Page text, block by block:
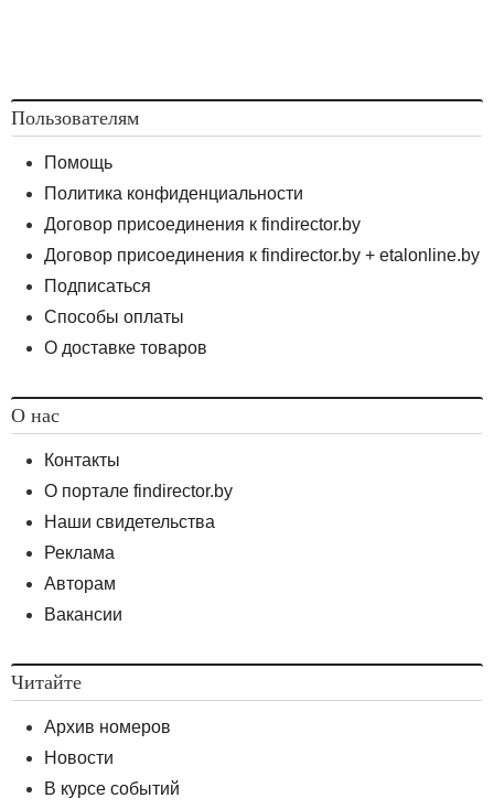
Пользователям
Помощь
Политика конфиденциальности
Договор присоединения к findirector.by
Договор присоединения к findirector.by + etalonline.by
Подписаться
Способы оплаты
О доставке товаров
О нас
Контакты
О портале findirector.by
Наши свидетельства
Реклама
Авторам
Вакансии
Читайте
Архив номеров
Новости
В курсе событий